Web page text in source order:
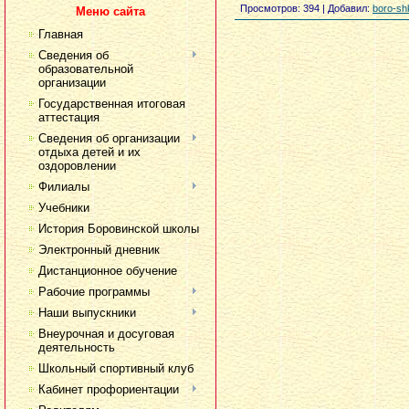
Меню сайта
Главная
Сведения об
образовательной
организации
Государственная итоговая
аттестация
Сведения об организации
отдыха детей и их
оздоровлении
Филиалы
Учебники
История Боровинской школы
Электронный дневник
Дистанционное обучение
Рабочие программы
Наши выпускники
Внеурочная и досуговая
деятельность
Школьный спортивный клуб
Кабинет профориентации
Просмотров: 394 | Добавил: boro-